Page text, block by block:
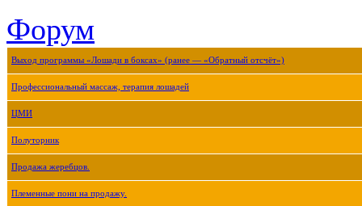
Форум
Выход программы «Лошади в боксах» (ранее — «Обратный отсчёт»)
Профессиональный массаж, терапия лошадей
ЦМИ
Полуторник
Продажа жеребцов.
Племенные пони на продажу.